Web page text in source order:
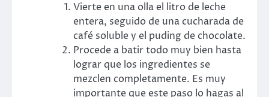
Vierte en una olla el litro de leche
entera, seguido de una cucharada de
café soluble y el puding de chocolate.
Procede a batir todo muy bien hasta
lograr que los ingredientes se
mezclen completamente. Es muy
importante que este paso lo hagas al